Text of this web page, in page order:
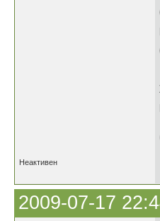
Неактивен
2009-07-17